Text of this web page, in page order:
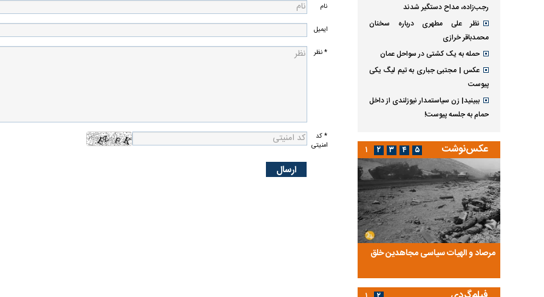
نام
ایمیل
* نظر
* کد
امنیتی
رجب‌زاده، مداح دستگیر شدند
نظر علی مطهری درباره سخنان
محمدباقر خرازی
حمله به یک کشتی در سواحل عمان
عکس | مجتبی جباری به تیم لیگ یکی
پیوست
ببینید| زن سیاستمدار نیوزلندی از داخل
حمام به جلسه پیوست!
عکس‌نوشت
مرصاد و الهیات سیاسی مجاهدین خلق
۱ ۲ ۳ ۴ ۵